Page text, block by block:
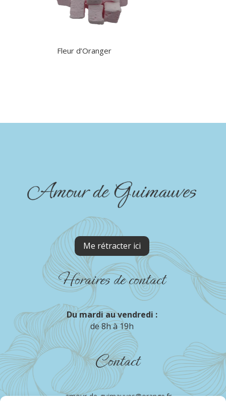
Fleur d’Oranger
Me rétracter ici
Horaires de contact
Du mardi au vendredi :
de 8h à 19h
Contact
amour-de-guimauves@orange.fr